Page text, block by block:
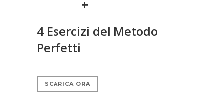
+
4 Esercizi del Metodo
Perfetti
SCARICA ORA